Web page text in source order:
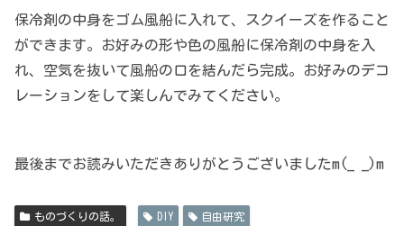
保冷剤の中身をゴム風船に入れて、スクイーズを作ること
ができます。お好みの形や色の風船に保冷剤の中身を入
れ、空気を抜いて風船の口を結んだら完成。お好みのデコ
レーションをして楽しんでみてください。
最後までお読みいただきありがとうございましたm(_ _)m
ものづくりの話。 DIY 自由研究